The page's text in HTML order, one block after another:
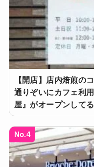
【開店】店内焙煎の
通りぞいにカフェ利
屋』がオープンしてる
No.4